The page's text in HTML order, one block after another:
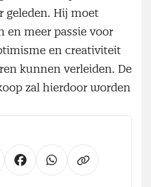
geleden. Hij moet
en meer passie voor
en creativiteit
kunnen verleiden. De
zal hierdoor worden